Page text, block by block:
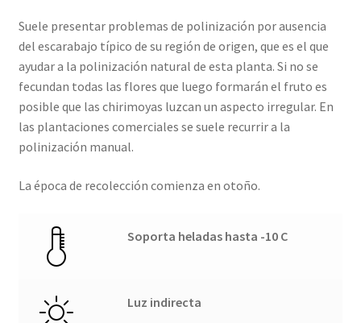
Suele presentar problemas de polinización por ausencia
del escarabajo típico de su región de origen, que es el que
ayudar a la polinización natural de esta planta. Si no se
fecundan todas las flores que luego formarán el fruto es
posible que las chirimoyas luzcan un aspecto irregular. En
las plantaciones comerciales se suele recurrir a la
polinización manual.
La época de recolección comienza en otoño.
Soporta heladas hasta -10 C
Luz indirecta